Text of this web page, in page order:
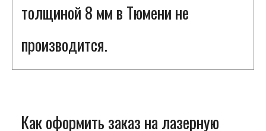
толщиной 8 мм в Тюмени не
производится.
Как оформить заказ на лазерную